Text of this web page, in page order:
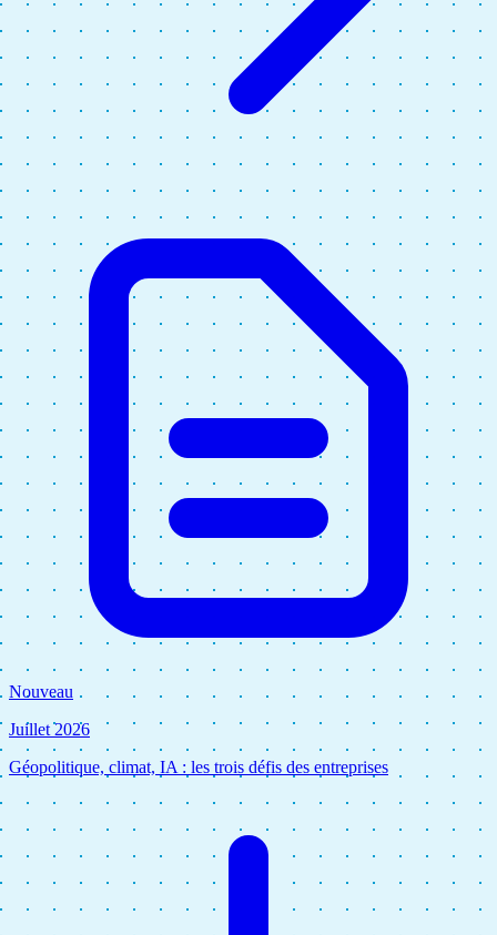
Nouveau
Juillet 2026
Géopolitique, climat, IA : les trois défis des entreprises